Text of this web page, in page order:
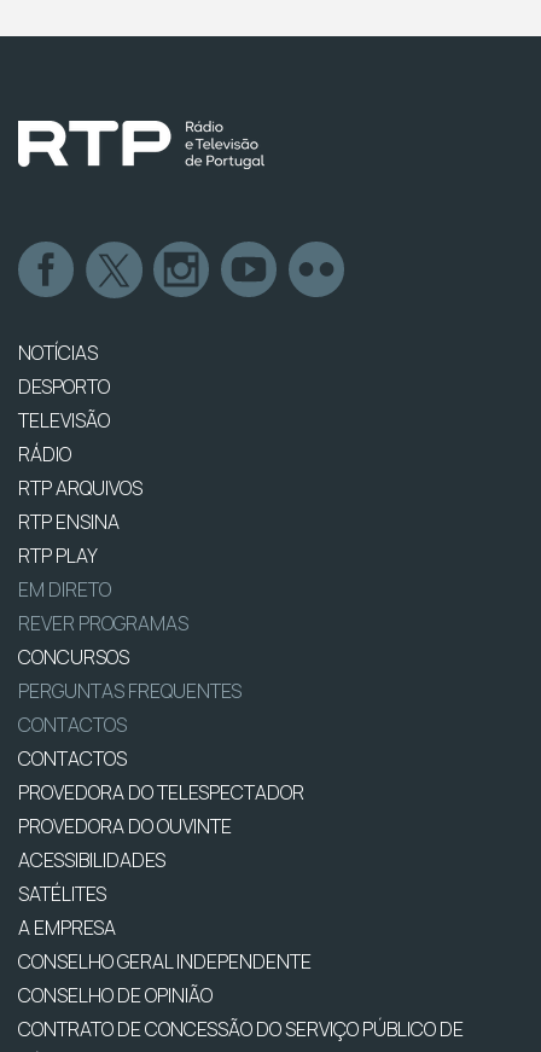
NOTÍCIAS
DESPORTO
TELEVISÃO
RÁDIO
RTP ARQUIVOS
RTP ENSINA
RTP PLAY
EM DIRETO
REVER PROGRAMAS
CONCURSOS
PERGUNTAS FREQUENTES
CONTACTOS
CONTACTOS
PROVEDORA DO TELESPECTADOR
PROVEDORA DO OUVINTE
ACESSIBILIDADES
SATÉLITES
A EMPRESA
CONSELHO GERAL INDEPENDENTE
CONSELHO DE OPINIÃO
CONTRATO DE CONCESSÃO DO SERVIÇO PÚBLICO DE